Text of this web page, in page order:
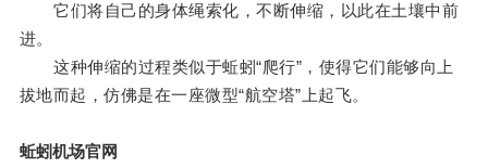
它们将自己的身体绳索化，不断伸缩，以此在土壤中前
进。
这种伸缩的过程类似于蚯蚓“爬行”，使得它们能够向上
拔地而起，仿佛是在一座微型“航空塔”上起飞。
蚯蚓机场官网